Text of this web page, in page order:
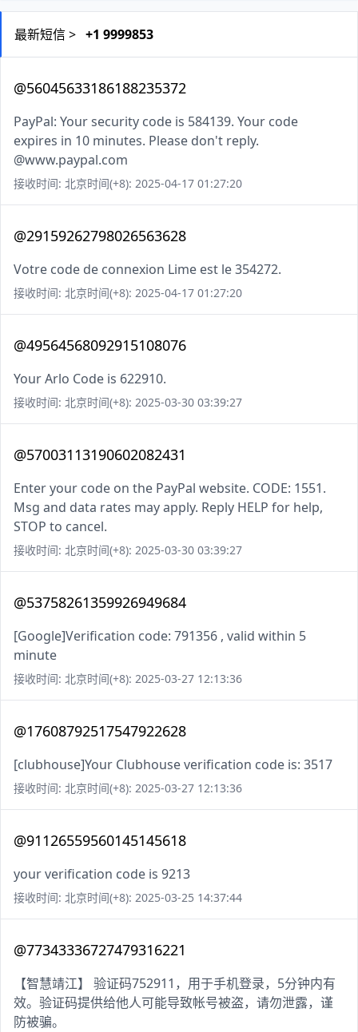
最新短信 > +1 9999853
@56045633186188235372
PayPal: Your security code is 584139. Your code
expires in 10 minutes. Please don't reply.
@www.paypal.com
接收时间: 北京时间(+8): 2025-04-17 01:27:20
@29159262798026563628
Votre code de connexion Lime est le 354272.
接收时间: 北京时间(+8): 2025-04-17 01:27:20
@49564568092915108076
Your Arlo Code is 622910.
接收时间: 北京时间(+8): 2025-03-30 03:39:27
@57003113190602082431
Enter your code on the PayPal website. CODE: 1551.
Msg and data rates may apply. Reply HELP for help,
STOP to cancel.
接收时间: 北京时间(+8): 2025-03-30 03:39:27
@53758261359926949684
[Google]Verification code: 791356 , valid within 5
minute
接收时间: 北京时间(+8): 2025-03-27 12:13:36
@17608792517547922628
[clubhouse]Your Clubhouse verification code is: 3517
接收时间: 北京时间(+8): 2025-03-27 12:13:36
@91126559560145145618
your verification code is 9213
接收时间: 北京时间(+8): 2025-03-25 14:37:44
@77343336727479316221
【智慧靖江】 验证码752911，用于手机登录，5分钟内有
效。验证码提供给他人可能导致帐号被盗，请勿泄露，谨
防被骗。